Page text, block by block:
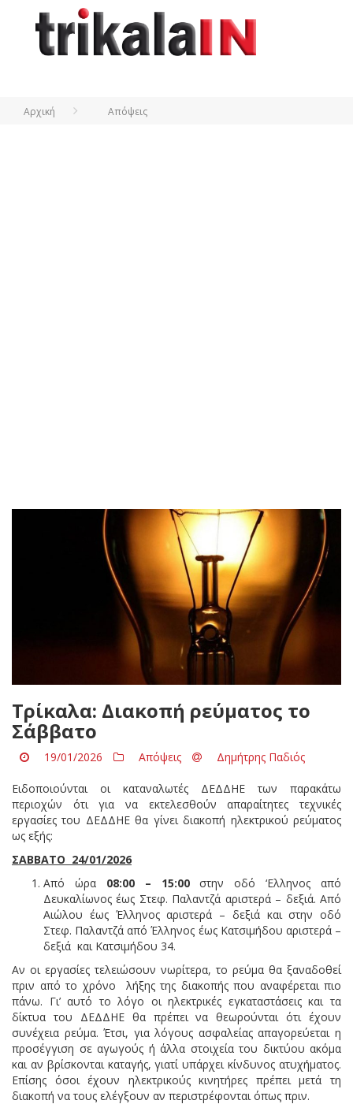
Αρχική Απόψεις
Τρίκαλα: Διακοπή ρεύματος το
Σάββατο
19/01/2026 Απόψεις Δημήτρης Παδιός
Ειδοποιούνται οι καταναλωτές ΔΕΔΔΗΕ των παρακάτω
περιοχών ότι για να εκτελεσθούν απαραίτητες τεχνικές
εργασίες του ΔΕΔΔΗΕ θα γίνει διακοπή ηλεκτρικού ρεύματος
ως εξής:
ΣΑΒΒΑΤΟ 24/01/2026
Από ώρα 08:00 – 15:00στην οδό ‘Ελληνος από
Δευκαλίωνος έως Στεφ. Παλαντζά αριστερά – δεξιά. Από
Αιώλου έως Έλληνος αριστερά – δεξιά και στην οδό
Στεφ. Παλαντζά από Έλληνος έως Κατσιμήδου αριστερά –
δεξιά και Κατσιμήδου 34.
Αν οι εργασίες τελειώσουν νωρίτερα, το ρεύμα θα ξαναδοθεί
πριν από το χρόνο λήξης της διακοπής που αναφέρεται πιο
πάνω. Γι’ αυτό το λόγο οι ηλεκτρικές εγκαταστάσεις και τα
δίκτυα του ΔΕΔΔΗΕ θα πρέπει να θεωρούνται ότι έχουν
συνέχεια ρεύμα. Έτσι, για λόγους ασφαλείας απαγορεύεται η
προσέγγιση σε αγωγούς ή άλλα στοιχεία του δικτύου ακόμα
και αν βρίσκονται καταγής, γιατί υπάρχει κίνδυνος ατυχήματος.
Επίσης όσοι έχουν ηλεκτρικούς κινητήρες πρέπει μετά τη
διακοπή να τους ελέγξουν αν περιστρέφονται όπως πριν.